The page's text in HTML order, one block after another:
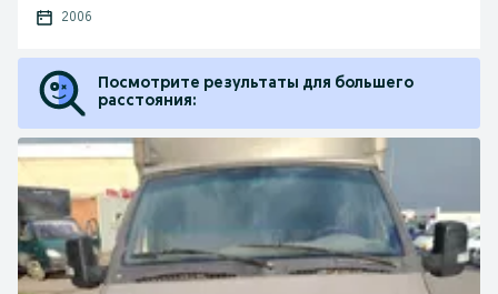
2006
Посмотрите результаты для большего
расстояния: